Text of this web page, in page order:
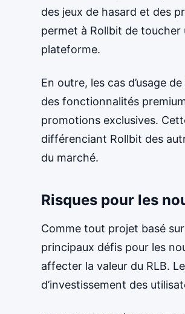
des jeux de hasard et des
permet à Rollbit de toucher
plateforme.
En outre, les cas d’usage
des fonctionnalités
promotions exclusives.
différenciant Rollbit des
du marché.
Risques pour les
Comme tout projet basé
principaux défis pour les
affecter la valeur du RLB.
d’investissement des